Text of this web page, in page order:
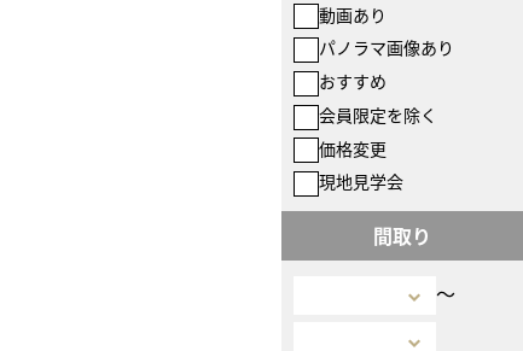
動画あり
パノラマ画像あり
おすすめ
会員限定を除く
価格変更
現地見学会
間取り
〜